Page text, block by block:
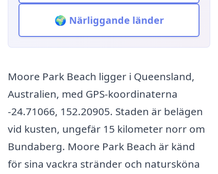
🌍 Närliggande länder
Moore Park Beach ligger i Queensland,
Australien, med GPS-koordinaterna
-24.71066, 152.20905. Staden är belägen
vid kusten, ungefär 15 kilometer norr om
Bundaberg. Moore Park Beach är känd
för sina vackra stränder och natursköna